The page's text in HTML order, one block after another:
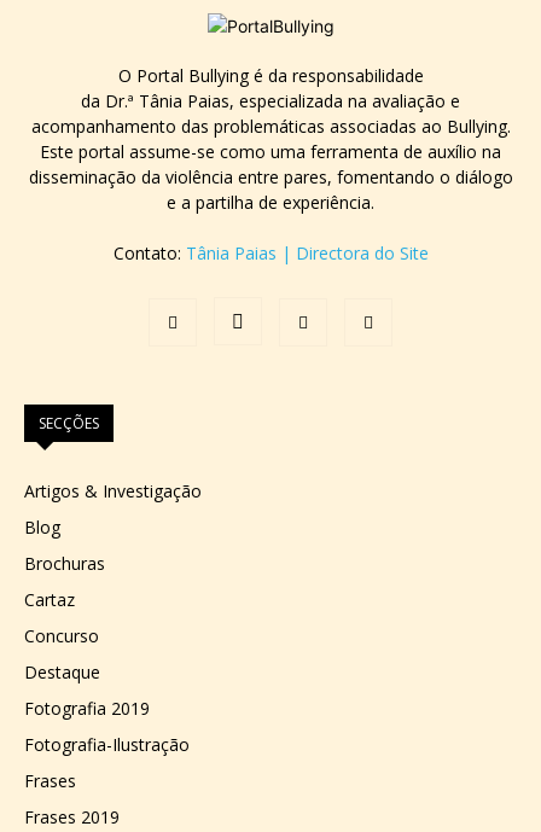
O Portal Bullying é da responsabilidade
da Dr.ª Tânia Paias, especializada na avaliação e
acompanhamento das problemáticas associadas ao Bullying.
Este portal assume-se como uma ferramenta de auxílio na
disseminação da violência entre pares, fomentando o diálogo
e a partilha de experiência.
Contato: Tânia Paias | Directora do Site
SECÇÕES
Artigos & Investigação
Blog
Brochuras
Cartaz
Concurso
Destaque
Fotografia 2019
Fotografia-Ilustração
Frases
Frases 2019